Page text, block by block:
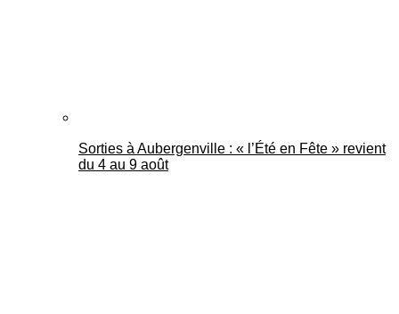
Sorties à Aubergenville : « l’Été en Fête » revient
du 4 au 9 août